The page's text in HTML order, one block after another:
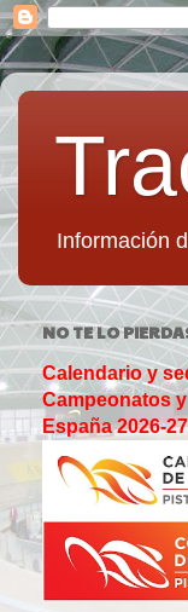
Información
NO TE LO
Calendario y
Campeonatos
España 2026-27